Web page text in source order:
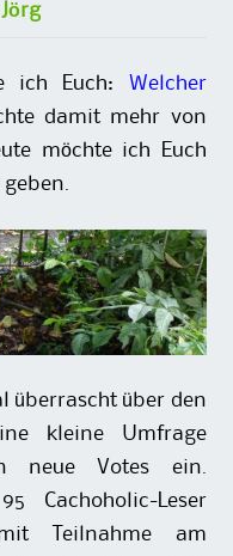
Jörg
ich Euch: Welcher
damit mehr von
möchte ich Euch
überrascht über den
kleine Umfrage
neue Votes ein.
Cachoholic-Leser
Teilnahme am